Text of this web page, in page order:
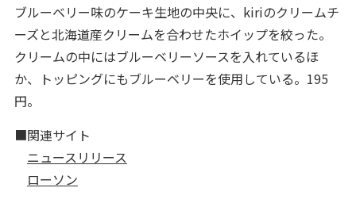
ブルーベリー味のケーキ生地の中央に、kiriのクリームチ
ーズと北海道産クリームを合わせたホイップを絞った。
クリームの中にはブルーベリーソースを入れているほ
か、トッピングにもブルーベリーを使用している。195
円。
■関連サイト
ニュースリリース
ローソン